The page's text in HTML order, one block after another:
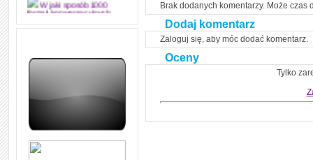
W jaki sposób 1000
formuł konwersacyjnych
pozwoli Ci opanować język
Angielskie przyimki
zapamiętasz
zrozumiale wytłumaczył, na
czym polega mowa zależna
(reported speech) w języku
angielskim
Brak dodanych komentarzy. Może czas
Dodaj komentarz
Zaloguj się, aby móc dodać komentarz.
Oceny
Tylko